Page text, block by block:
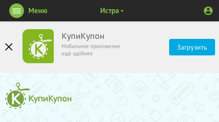
КупиКупон
Мобильное приложение
ещё удобнее
Загрузить
Меню Истра